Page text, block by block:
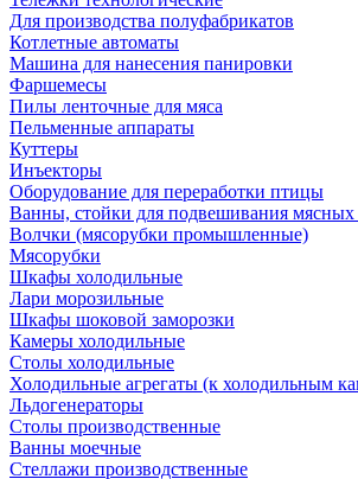
Для производства полуфабрикатов
Котлетные автоматы
Машина для нанесения панировки
Фаршемесы
Пилы ленточные для мяса
Пельменные аппараты
Куттеры
Инъекторы
Оборудование для переработки птицы
Ванны, стойки для подвешивания
Волчки (мясорубки промышленные)
Мясорубки
Шкафы холодильные
Лари морозильные
Шкафы шоковой заморозки
Камеры холодильные
Столы холодильные
Холодильные агрегаты (к холодильным
Льдогенераторы
Столы производственные
Ванны моечные
Стеллажи производственные